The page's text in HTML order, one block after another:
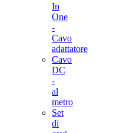
In
One
-
Cavo
adattatore
Cavo
DC
-
al
metro
Set
di